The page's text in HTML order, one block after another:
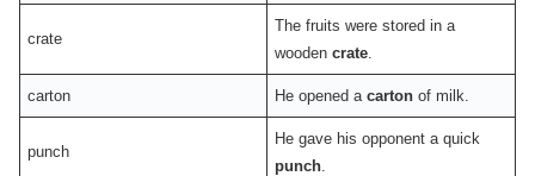
crate
The fruits were stored in a
woodencrate.
carton He opened acarton of milk.
punch
He gave his opponent a quick
punch.